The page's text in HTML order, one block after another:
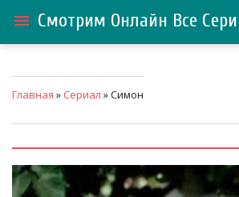
menu Смотрим Онлайн Все
Главная » Сериал » Симон